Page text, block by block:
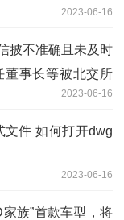
2023-06-16
披不准确且未及时
董事长等被北交所
2023-06-16
文件 如何打开dwg
2023-06-16
族”首款车型，将